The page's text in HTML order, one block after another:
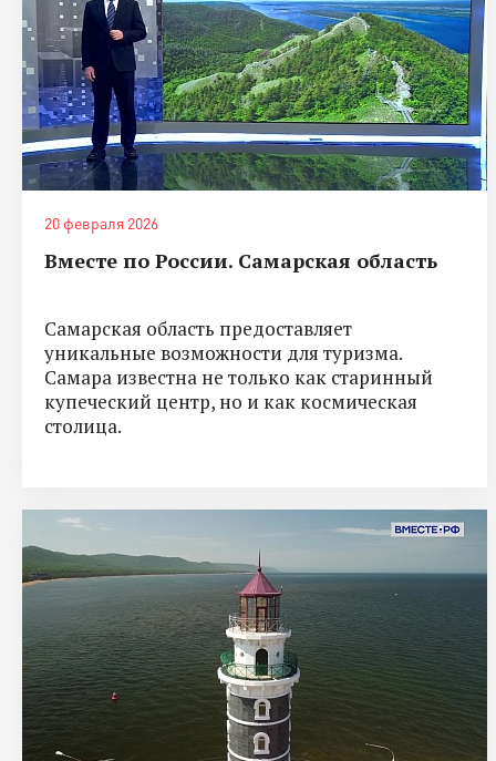
20 февраля 2026
Вместе по России. Самарская область
Самарская область предоставляет
уникальные возможности для туризма.
Самара известна не только как старинный
купеческий центр, но и как космическая
столица.